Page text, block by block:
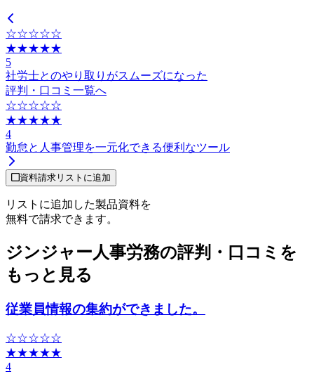
☆☆☆☆☆
★★★★★
5
社労士とのやり取りがスムーズになった
評判・口コミ一覧へ
☆☆☆☆☆
★★★★★
4
勤怠と人事管理を一元化できる便利なツール
資料請求リストに追加
リストに追加した製品資料を
無料で請求できます。
ジンジャー人事労務の評判・口コミを
もっと見る
従業員情報の集約ができました。
☆☆☆☆☆
★★★★★
4